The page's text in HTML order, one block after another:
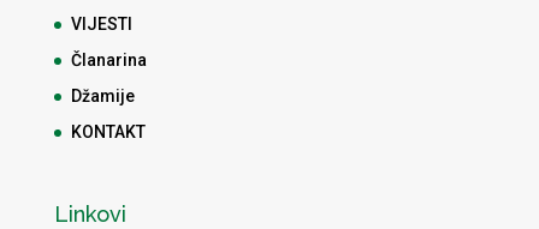
VIJESTI
Članarina
Džamije
KONTAKT
Linkovi